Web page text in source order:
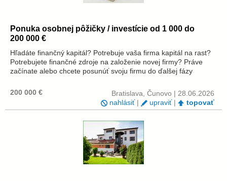
Ponuka osobnej pôžičky / investície od 1 000 do
200 000 €
Hľadáte finančný kapitál? Potrebuje vaša firma kapitál na rast?
Potrebujete finančné zdroje na založenie novej firmy? Práve
začínate alebo chcete posunúť svoju firmu do ďalšej fázy
sadzbou 3 % na o...
200 000 €
Bratislava, Čunovo | 28.06.2026
nahlásiť| upraviť| topovať